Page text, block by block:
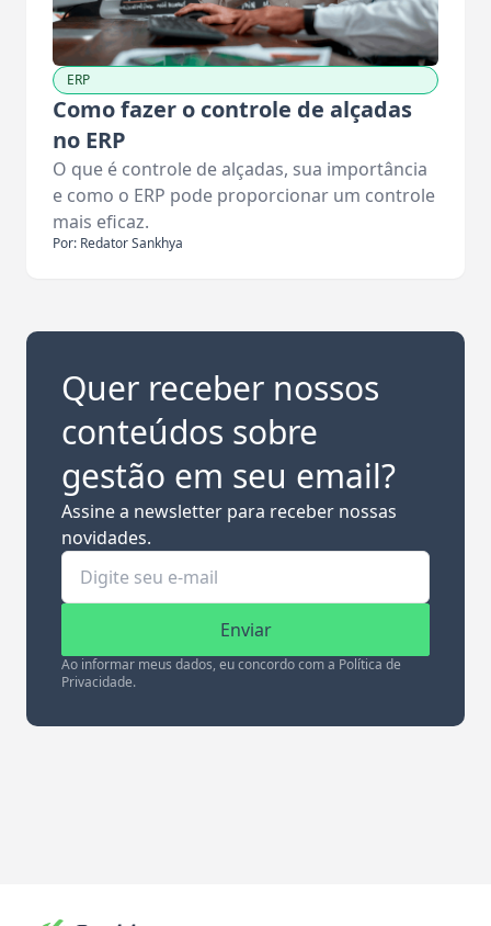
ERP
Como fazer o controle de alçadas
no ERP
O que é controle de alçadas, sua importância
e como o ERP pode proporcionar um controle
mais eficaz.
Por: Redator Sankhya
Quer receber nossos
conteúdos sobre
gestão em seu email?
Assine a newsletter para receber nossas
novidades.
Enviar
Ao informar meus dados, eu concordo com a Política de
Privacidade.